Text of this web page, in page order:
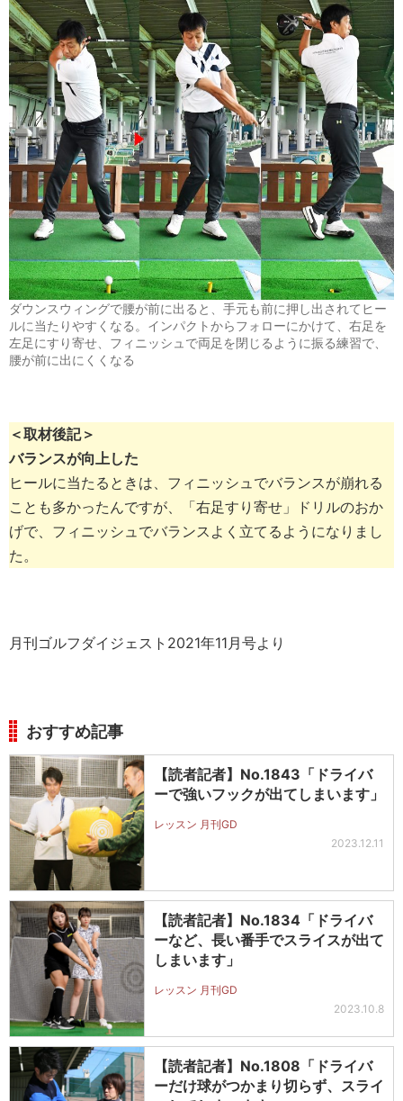
ダウンスウィングで腰が前に出ると、手元も前に押し出されてヒー
ルに当たりやすくなる。インパクトからフォローにかけて、右足を
左足にすり寄せ、フィニッシュで両足を閉じるように振る練習で、
腰が前に出にくくなる
＜取材後記＞
バランスが向上した
ヒールに当たるときは、フィニッシュでバランスが崩れる
ことも多かったんですが、「右足すり寄せ」ドリルのおか
げで、フィニッシュでバランスよく立てるようになりまし
た。
月刊ゴルフダイジェスト2021年11月号より
おすすめ記事
【読者記者】No.1843「ドライバ
ーで強いフックが出てしまいます」
レッスン 月刊GD
2023.12.11
【読者記者】No.1834「ドライバ
ーなど、長い番手でスライスが出て
しまいます」
レッスン 月刊GD
2023.10.8
【読者記者】No.1808「ドライバ
ーだけ球がつかまり切らず、スライ